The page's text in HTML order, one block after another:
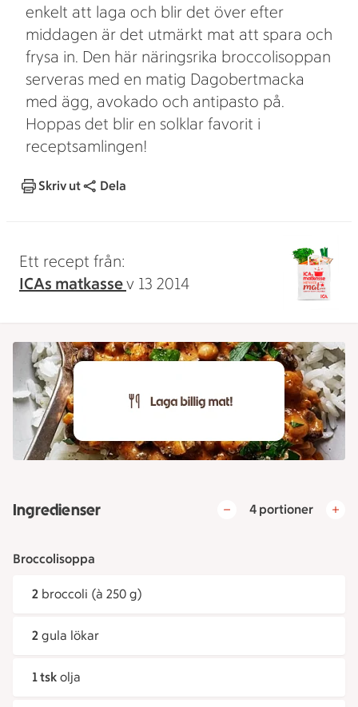
enkelt att laga och blir det över efter
middagen är det utmärkt mat att spara och
frysa in. Den här näringsrika broccolisoppan
serveras med en matig Dagobertmacka
med ägg, avokado och antipasto på.
Hoppas det blir en solklar favorit i
receptsamlingen!
Skriv ut Dela
Ett recept från:
ICAs matkassev 13 2014
Ingredienser 4 portioner
Broccolisoppa
2 broccoli (à 250 g)
2 gula lökar
1 tsk olja